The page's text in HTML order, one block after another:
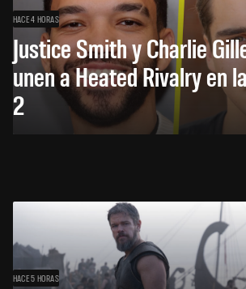
HACE 4 HORAS
Justice Smith y Charlie
unen a Heated Rivalry en
2
HACE 5 HORAS